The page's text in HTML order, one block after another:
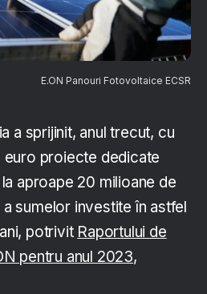
E.ON Panouri Fotovoltaice ECSR
a sprijinit, anul trecut, cu
euro proiecte dedicate
aproape 20 milioane de
sumelor investite în astfel
potrivit Raportului de
pentru anul 2023,